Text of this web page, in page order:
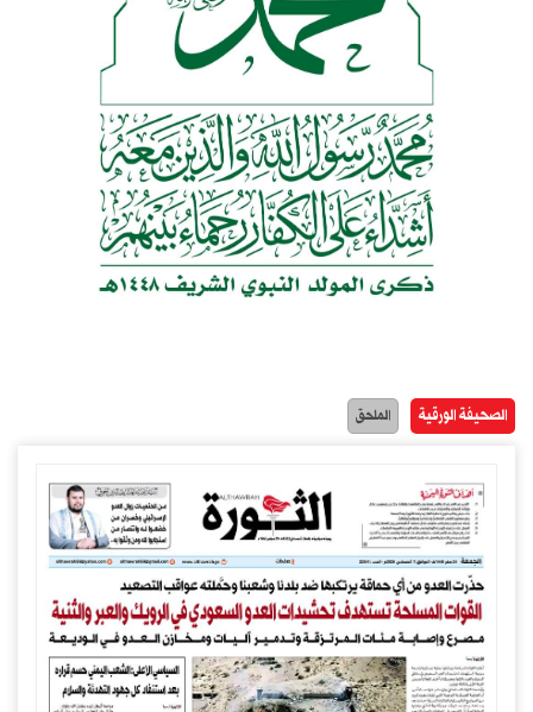
الصحيفة الورقية الملحق